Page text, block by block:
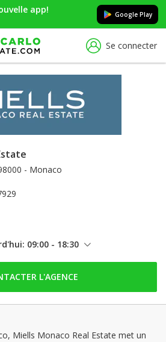
app! Google Play
Se connecter
- Monaco
09:00 - 18:30
- 18:30
L'AGENCE
Miells Monaco Real Estate met un